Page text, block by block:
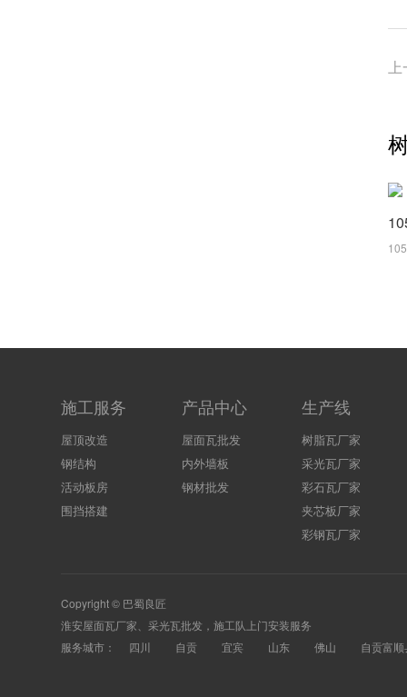
上
施工服务
屋顶改造
钢结构
活动板房
围挡搭建
产品中心
屋面瓦批发
内外墙板
钢材批发
生产线
树脂瓦厂家
采光瓦厂家
彩石瓦厂家
夹芯板厂家
彩钢瓦厂家
Copyright © 巴蜀良匠
淮安屋面瓦厂家 、采光瓦批发，施工队上门安装服务
服务城市： 四川 自贡 宜宾 山东 佛山 自贡富顺